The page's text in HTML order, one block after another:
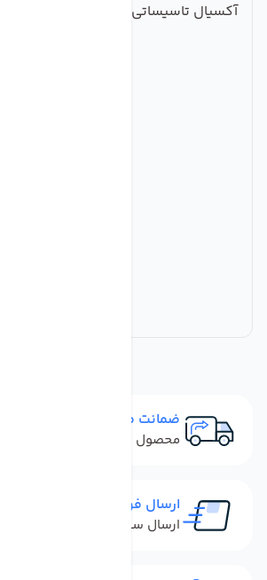
آکسیال تاسیساتی
ضمانت مرجوعی
محصول نباید آسیب دیده باشد
ارسال فوری
ارسال سفارش در کمترین زمان